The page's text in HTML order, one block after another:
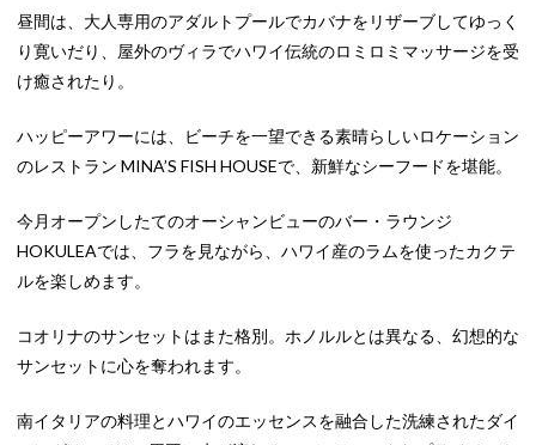
昼間は、大人専用のアダルトプールでカバナをリザーブしてゆっく
り寛いだり、屋外のヴィラでハワイ伝統のロミロミマッサージを受
け癒されたり。
ハッピーアワーには、ビーチを一望できる素晴らしいロケーション
のレストラン MINA’S FISH HOUSEで、新鮮なシーフードを堪能。
今月オープンしたてのオーシャンビューのバー・ラウンジ
HOKULEAでは、フラを見ながら、ハワイ産のラムを使ったカクテ
ルを楽しめます。
コオリナのサンセットはまた格別。ホノルルとは異なる、幻想的な
サンセットに心を奪われます。
南イタリアの料理とハワイのエッセンスを融合した洗練されたダイ